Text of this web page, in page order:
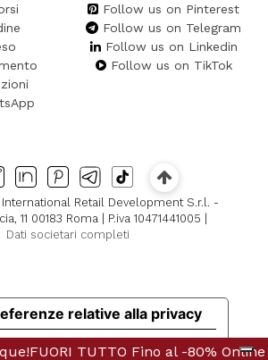
TUTTO Fino al -80% Online & in
Follow us on Pinterest
Follow us on Telegram
Follow us on Linkedin
Follow us on TikTok
International Retail Development S.r.l. -
11 00183 Roma | P.iva 10471441005 |
Dati societari completi
FUORI TUTTO Fino al -80% Online
raccolta
relative alla privacy